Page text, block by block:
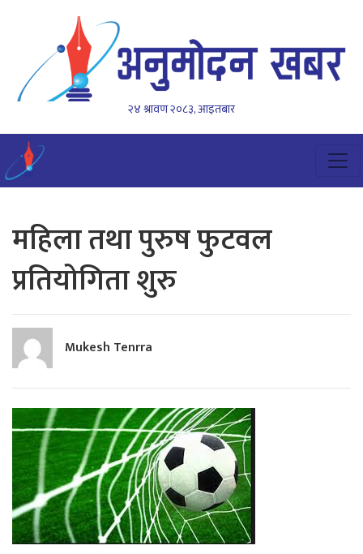
२४ श्रावण २०८३, आइतबार
महिला तथा पुरुष फुटवल
प्रतियोगिता शुरु
Mukesh Tenrra